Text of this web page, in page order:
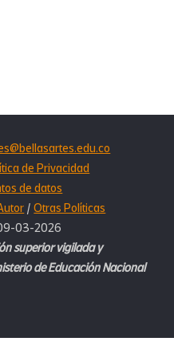
de Privacidad
de datos
/Otras Políticas
03-2026
superior vigilada y
de Educación Nacional